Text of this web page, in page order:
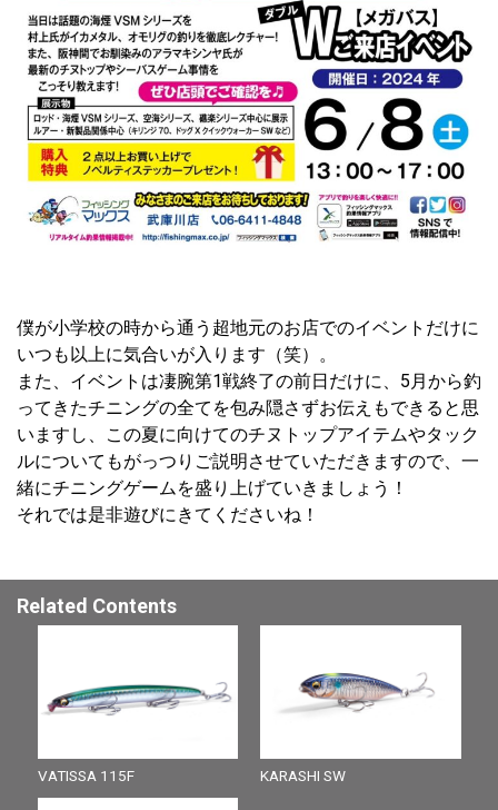
僕が小学校の時から通う超地元のお店でのイベントだけに
いつも以上に気合いが入ります（笑）。
また、イベントは凄腕第1戦終了の前日だけに、5月から釣
ってきたチニングの全てを包み隠さずお伝えもできると思
いますし、この夏に向けてのチヌトップアイテムやタック
ルについてもがっつりご説明させていただきますので、一
緒にチニングゲームを盛り上げていきましょう！
それでは是非遊びにきてくださいね！
Related Contents
VATISSA 115F KARASHI SW